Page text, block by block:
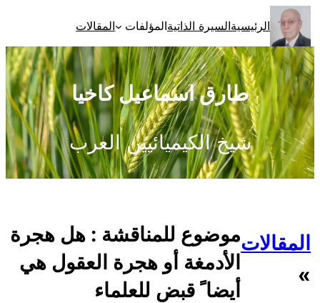
تخطى
إلى
المحتوى
الرئيسيةالسيرة الذاتيةالمؤلفات المقالات
طارق اسماعيل كاخيا
شيخ الكيميائيين العرب
المقالات
»
موضوع للمناقشة : هل هجرة
الأدمغة أو هجرة العقول هي
أيضا ً قبض للعلماء